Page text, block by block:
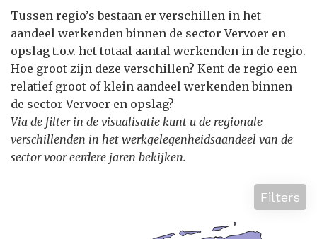
Tussen regio’s bestaan er verschillen in het
aandeel werkenden binnen de sector Vervoer en
opslag t.o.v. het totaal aantal werkenden in de regio.
Hoe groot zijn deze verschillen? Kent de regio een
relatief groot of klein aandeel werkenden binnen
de sector Vervoer en opslag?
Via de filter in de visualisatie kunt u de regionale
verschillenden in het werkgelegenheidsaandeel van de
sector voor eerdere jaren bekijken.
Filters